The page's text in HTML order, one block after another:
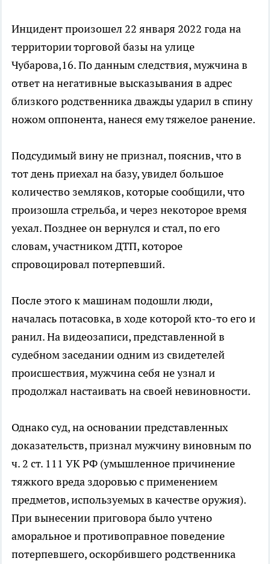
Инцидент произошел 22 января 2022 года на
территории торговой базы на улице
Чубарова,16. По данным следствия, мужчина в
ответ на негативные высказывания в адрес
близкого родственника дважды ударил в спину
ножом оппонента, нанеся ему тяжелое ранение.
Подсудимый вину не признал, пояснив, что в
тот день приехал на базу, увидел большое
количество земляков, которые сообщили, что
произошла стрельба, и через некоторое время
уехал. Позднее он вернулся и стал, по его
словам, участником ДТП, которое
спровоцировал потерпевший.
После этого к машинам подошли люди,
началась потасовка, в ходе которой кто-то его и
ранил. На видеозаписи, представленной в
судебном заседании одним из свидетелей
происшествия, мужчина себя не узнал и
продолжал настаивать на своей невиновности.
Однако суд, на основании представленных
доказательств, признал мужчину виновным по
ч. 2 ст. 111 УК РФ (умышленное причинение
тяжкого вреда здоровью с применением
предметов, используемых в качестве оружия).
При вынесении приговора было учтено
аморальное и противоправное поведение
потерпевшего, оскорбившего родственника